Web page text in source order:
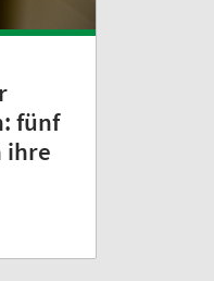
fünf
ihre